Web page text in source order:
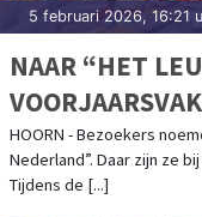
5 februari 2026, 16:21
NAAR “HET
HOORN - Bezoekers
Nederland”. Daar zijn ze
Tijdens de [...]